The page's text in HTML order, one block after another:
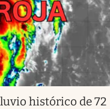
histórico de 72